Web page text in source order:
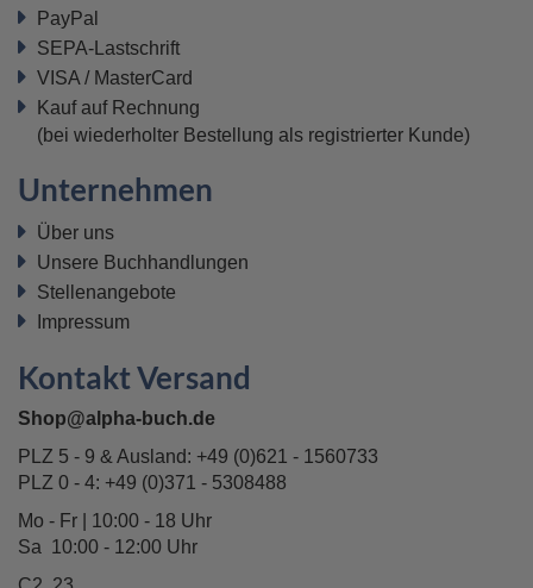
PayPal
SEPA-Lastschrift
VISA / MasterCard
Kauf auf Rechnung
(bei wiederholter Bestellung als registrierter Kunde)
Unternehmen
Über uns
Unsere Buchhandlungen
Stellenangebote
Impressum
Kontakt Versand
Shop@alpha-buch.de
PLZ 5 - 9 & Ausland: +49 (0)621 - 1560733
PLZ 0 - 4: +49 (0)371 - 5308488
Mo - Fr | 10:00 - 18 Uhr
Sa 10:00 - 12:00 Uhr